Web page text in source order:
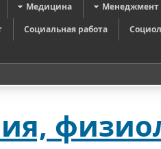
Медицина
Менеджмент
Социальная работа